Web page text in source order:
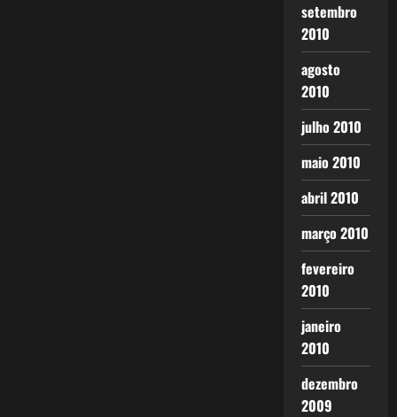
setembro
2010
agosto
2010
julho 2010
maio 2010
abril 2010
março 2010
fevereiro
2010
janeiro
2010
dezembro
2009